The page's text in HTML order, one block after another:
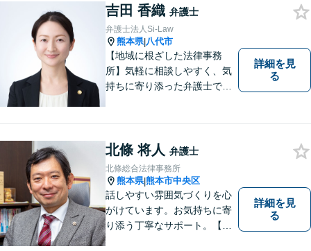
懇切丁寧に対応し、解決を目
指します【LINE対応】
吉田 香織 弁護士
弁護士法人Si-Law
熊本県|八代市
【地域に根ざした法律事務
所】気軽に相談しやすく、気
持ちに寄り添った弁護士であ
いく解決のサポートができま
すよう、一つ一つのご依頼に
誠実に取り組んでまいりま
す。
詳細を見
る
北條 将人 弁護士
北條総合法律事務所
熊本県|熊本市中央区
話しやすい雰囲気づくりを心
がけています。お気持ちに寄
り添う丁寧なサポート。【借
詳細を見
る